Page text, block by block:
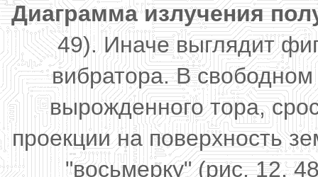
Диаграмма излучения
49). Иначе выглядит
вибратора. В свободном
вырожденного тора,
проекции на поверхность
"восьмерку" (рис. 12.